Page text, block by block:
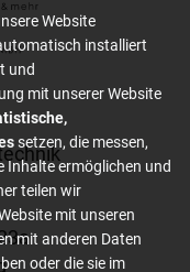
Website
installiert
und
mit unserer Website
setzen, die messen,
Inhalte ermöglichen und
teilen wir
mit unseren
mit anderen Daten
oder die sie im